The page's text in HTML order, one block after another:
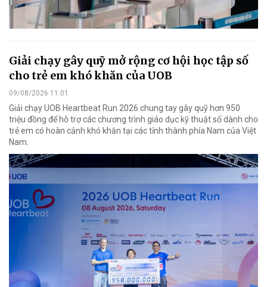
Giải chạy gây quỹ mở rộng cơ hội học tập số
cho trẻ em khó khăn của UOB
09/08/2026 11:01
Giải chạy UOB Heartbeat Run 2026 chung tay gây quỹ hơn 950
triệu đồng để hỗ trợ các chương trình giáo dục kỹ thuật số dành cho
trẻ em có hoàn cảnh khó khăn tại các tỉnh thành phía Nam của Việt
Nam.